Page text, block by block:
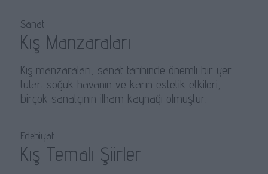
Sanat
Kış Manzaraları
Kış manzaraları, sanat tarihinde önemli bir yer
tutar; soğuk havanın ve karın estetik etkileri,
birçok sanatçının ilham kaynağı olmuştur.
Edebiyat
Kış Temalı Şiirler